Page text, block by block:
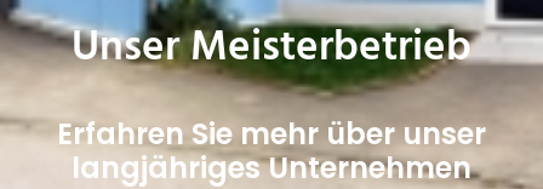
Unser Meisterbetrieb
Erfahren Sie mehr über unser
langjähriges Unternehmen